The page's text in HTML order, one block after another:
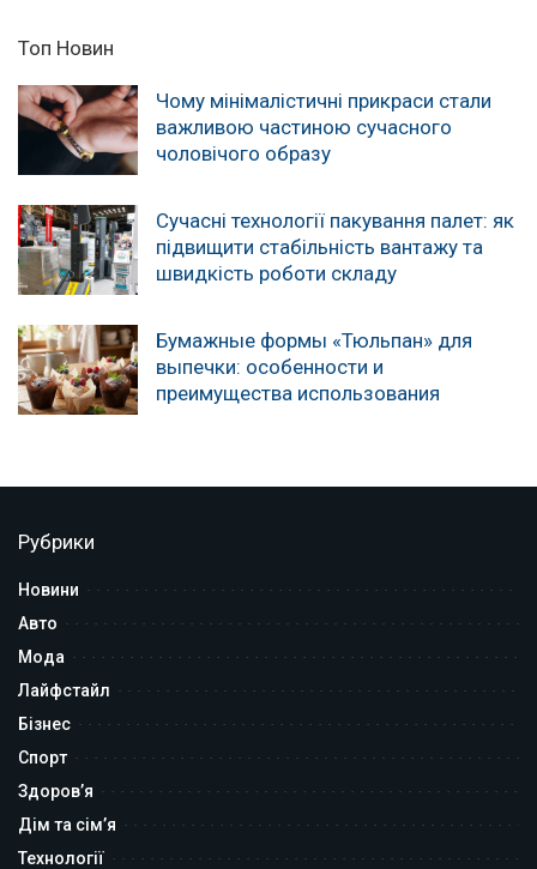
Топ Новин
Чому мінімалістичні прикраси стали
важливою частиною сучасного
чоловічого образу
Сучасні технології пакування палет: як
підвищити стабільність вантажу та
швидкість роботи складу
Бумажные формы «Тюльпан» для
выпечки: особенности и
преимущества использования
Рубрики
Новини
Авто
Мода
Лайфстайл
Бізнес
Спорт
Здоров’я
Дім та сім’я
Технології